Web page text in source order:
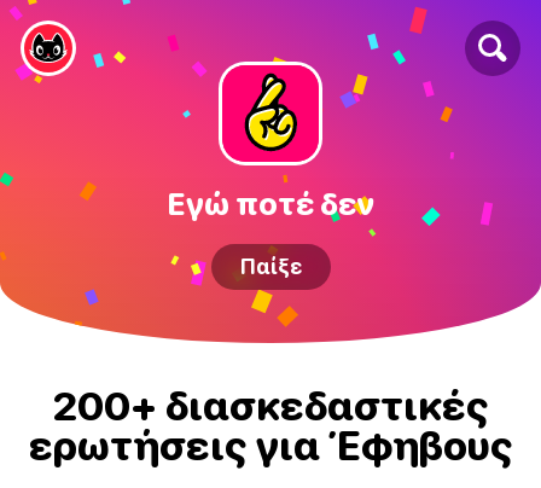
Εγώ ποτέ δεν
Παίξε
200+ διασκεδαστικές
ερωτήσεις για Έφηβους